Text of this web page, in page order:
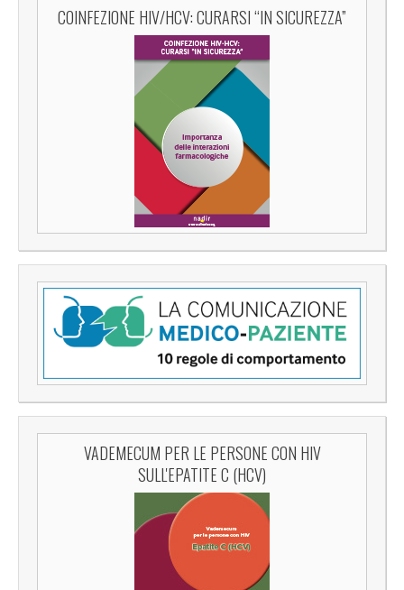
COINFEZIONE HIV/HCV: CURARSI “IN SICUREZZA”
VADEMECUM PER LE PERSONE CON HIV
SULL'EPATITE C (HCV)